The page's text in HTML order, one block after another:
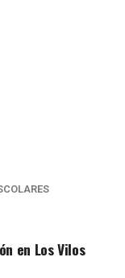
en Los Vilos